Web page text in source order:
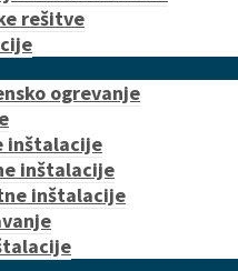
rešitve
ogrevanje
inštalacije
inštalacije
inštalacije